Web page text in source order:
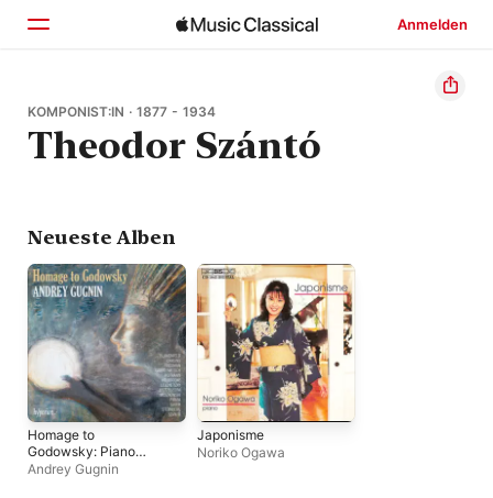
Anmelden
Startseite
Entdecken
KOMPONIST:IN · 1877 - 1934
Theodor Szántó
Neueste Alben
Homage to
Godowsky: Piano
Works Dedicated to
Andrey Gugnin
Japonisme
Noriko Ogawa